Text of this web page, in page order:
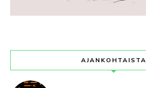
AJANKOHTAISTA